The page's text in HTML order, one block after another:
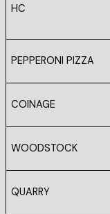
HC
PEPPERONI PIZZA
COINAGE
WOODSTOCK
QUARRY